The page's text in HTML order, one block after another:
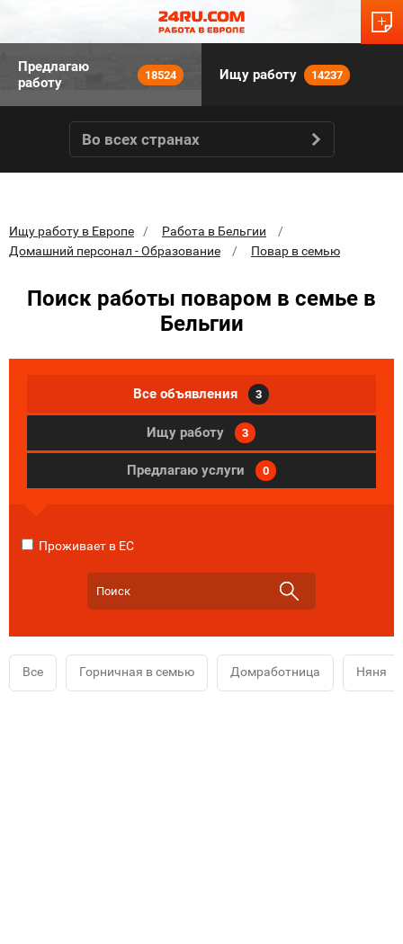
Предлагаю
работу
18524 Ищу работу 14237
Во всех странах
Ищу работу в Европе
Работа в Бельгии
Домашний персонал - Образование
Повар в семью
Поиск работы поваром в семье в
Бельгии
Все объявления 3
Ищу работу 3
Предлагаю услуги 0
Проживает в ЕС
Все Горничная в семью Домработница Няня